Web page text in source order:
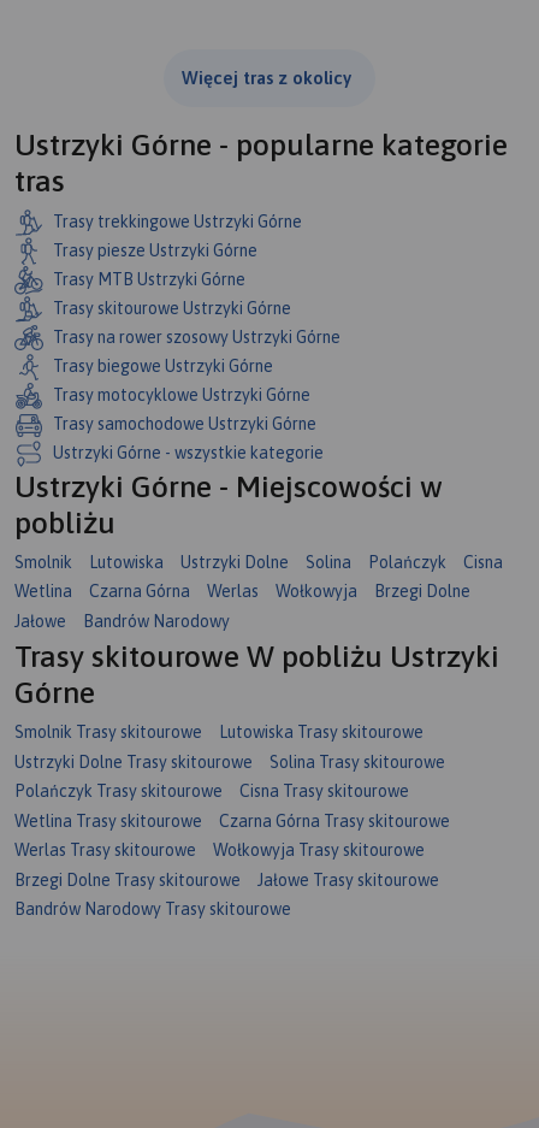
Więcej tras z okolicy
Ustrzyki Górne - popularne kategorie
tras
Trasy trekkingowe Ustrzyki Górne
Trasy piesze Ustrzyki Górne
Trasy MTB Ustrzyki Górne
Trasy skitourowe Ustrzyki Górne
Trasy na rower szosowy Ustrzyki Górne
Trasy biegowe Ustrzyki Górne
Trasy motocyklowe Ustrzyki Górne
Trasy samochodowe Ustrzyki Górne
Ustrzyki Górne - wszystkie kategorie
Ustrzyki Górne - Miejscowości w
pobliżu
Smolnik Lutowiska Ustrzyki Dolne Solina Polańczyk
Cisna
Wetlina
Czarna Górna Werlas Wołkowyja
Brzegi Dolne
Jałowe
Bandrów Narodowy
Trasy skitourowe W pobliżu Ustrzyki
Górne
Smolnik Trasy skitourowe
Lutowiska Trasy skitourowe
Ustrzyki Dolne Trasy skitourowe
Solina Trasy skitourowe
Polańczyk Trasy skitourowe
Cisna Trasy skitourowe
Wetlina Trasy skitourowe
Czarna Górna Trasy skitourowe
Werlas Trasy skitourowe
Wołkowyja Trasy skitourowe
Brzegi Dolne Trasy skitourowe
Jałowe Trasy skitourowe
Bandrów Narodowy Trasy skitourowe